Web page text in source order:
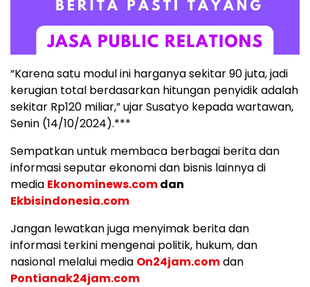
“Karena satu modul ini harganya sekitar 90 juta, jadi
kerugian total berdasarkan hitungan penyidik adalah
sekitar Rp120 miliar,” ujar Susatyo kepada wartawan,
Senin (14/10/2024).***
Sempatkan untuk membaca berbagai berita dan
informasi seputar ekonomi dan bisnis lainnya di
media Ekonominews.comdan
Ekbisindonesia.com
Jangan lewatkan juga menyimak berita dan
informasi terkini mengenai politik, hukum, dan
nasional melalui media On24jam.comdan
Pontianak24jam.com